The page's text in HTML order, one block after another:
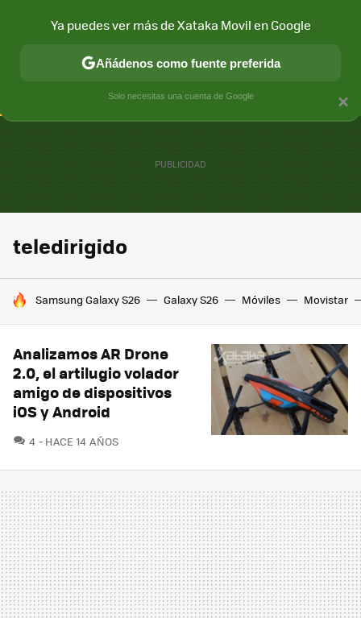
CONECTIVIDAD MÓVIL Y SOCIEDAD APLICACIONES
teledirigido
HOY SE HABLA DE
Samsung Galaxy S26 Galaxy S26 Móviles Movistar
Analizamos AR Drone
2.0, el artilugio volador
amigo de dispositivos
iOS y Android
4 COMENTARIOS
HACE 14 AÑOS
×
Ya puedes ver más de Xataka Movil en Google
Añádenos como fuente preferida
Solo necesitas una cuenta de Google